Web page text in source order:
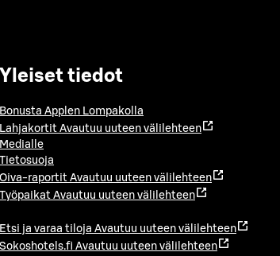
Yleiset tiedot
Bonusta Applen Lompakolla
Lahjakortit Avautuu uuteen välilehteen
Medialle
Tietosuoja
Oiva-raportit Avautuu uuteen välilehteen
Työpaikat Avautuu uuteen välilehteen
Etsi ja varaa tiloja Avautuu uuteen välilehteen
Sokoshotels.fi Avautuu uuteen välilehteen